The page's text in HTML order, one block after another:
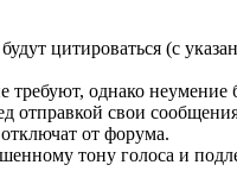
цитироваться (с
однако
свои
от форума.
тону голоса и